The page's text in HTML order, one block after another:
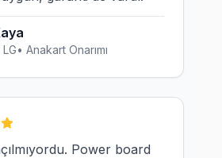
LG• Anakart Onarımı
Power board